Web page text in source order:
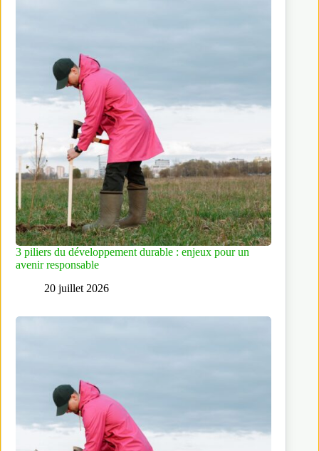
3 piliers du développement durable : enjeux pour un
avenir responsable
20 juillet 2026